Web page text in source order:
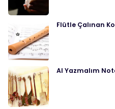
Flütle Çalınan
Al Yazmalım